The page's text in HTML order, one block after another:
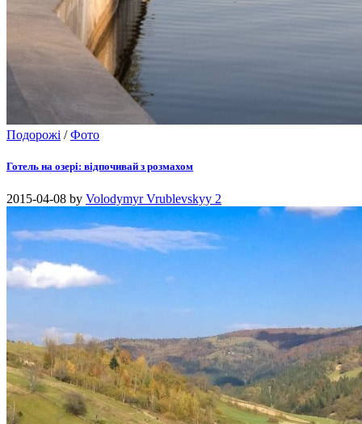
Подорожі /Фото
Готель на озері: відпочивай з розмахом
2015-04-08 by Volodymyr Vrublevskyy 2